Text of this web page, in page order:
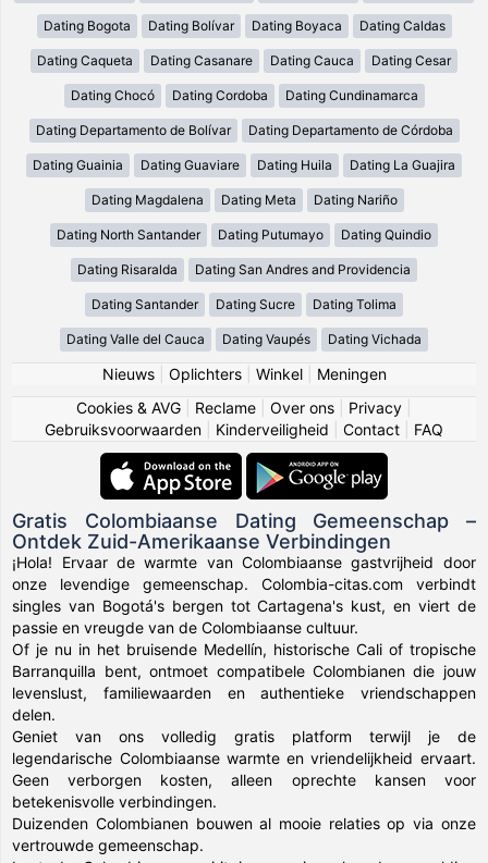
Dating Bogota Dating Bolívar Dating Boyaca Dating Caldas
Dating Caqueta Dating Casanare Dating Cauca Dating Cesar
Dating Chocó Dating Cordoba Dating Cundinamarca
Dating Departamento de Bolívar Dating Departamento de Córdoba
Dating Guainia Dating Guaviare Dating Huila Dating La Guajira
Dating Magdalena Dating Meta Dating Nariño
Dating North Santander Dating Putumayo Dating Quindio
Dating Risaralda Dating San Andres and Providencia
Dating Santander Dating Sucre Dating Tolima
Dating Valle del Cauca Dating Vaupés Dating Vichada
Nieuws| Oplichters| Winkel| Meningen
Cookies & AVG
Reclame Over ons Privacy
Gebruiksvoorwaarden
Kinderveiligheid Contact FAQ
Gratis Colombiaanse Dating Gemeenschap –
Ontdek Zuid-Amerikaanse Verbindingen
¡Hola! Ervaar de warmte van Colombiaanse gastvrijheid door
onze levendige gemeenschap. Colombia-citas.com verbindt
singles van Bogotá's bergen tot Cartagena's kust, en viert de
passie en vreugde van de Colombiaanse cultuur.
Of je nu in het bruisende Medellín, historische Cali of tropische
Barranquilla bent, ontmoet compatibele Colombianen die jouw
levenslust, familiewaarden en authentieke vriendschappen
delen.
Geniet van ons volledig gratis platform terwijl je de
legendarische Colombiaanse warmte en vriendelijkheid ervaart.
Geen verborgen kosten, alleen oprechte kansen voor
betekenisvolle verbindingen.
Duizenden Colombianen bouwen al mooie relaties op via onze
vertrouwde gemeenschap.